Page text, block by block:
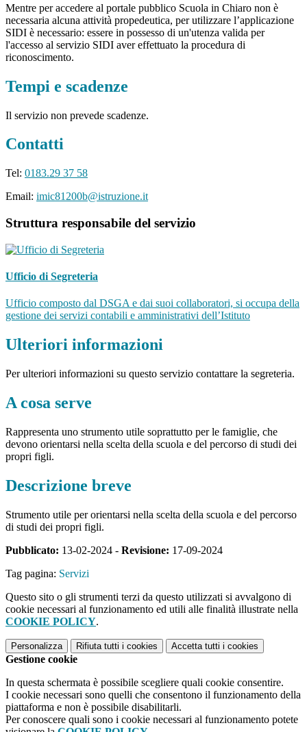
Mentre per accedere al portale pubblico Scuola in Chiaro non è
necessaria alcuna attività propedeutica, per utilizzare l’applicazione
SIDI è necessario: essere in possesso di un'utenza valida per
l'accesso al servizio SIDI aver effettuato la procedura di
riconoscimento.
Tempi e scadenze
Il servizio non prevede scadenze.
Contatti
Tel: 0183.29 37 58
Email: imic81200b@istruzione.it
Struttura responsabile del servizio
Ufficio di Segreteria
Ufficio composto dal DSGA e dai suoi collaboratori, si occupa della
gestione dei servizi contabili e amministrativi dell’Istituto
Ulteriori informazioni
Per ulteriori informazioni su questo servizio contattare la segreteria.
A cosa serve
Rappresenta uno strumento utile soprattutto per le famiglie, che
devono orientarsi nella scelta della scuola e del percorso di studi dei
propri figli.
Descrizione breve
Strumento utile per orientarsi nella scelta della scuola e del percorso
di studi dei propri figli.
Pubblicato: 13-02-2024 - Revisione: 17-09-2024
Tag pagina: Servizi
Questo sito o gli strumenti terzi da questo utilizzati si avvalgono di
cookie necessari al funzionamento ed utili alle finalità illustrate nella
COOKIE POLICY.
Personalizza Rifiuta tutti i cookies Accetta tutti i cookies
Gestione cookie
In questa schermata è possibile scegliere quali cookie consentire.
I cookie necessari sono quelli che consentono il funzionamento della
piattaforma e non è possibile disabilitarli.
Per conoscere quali sono i cookie necessari al funzionamento potete